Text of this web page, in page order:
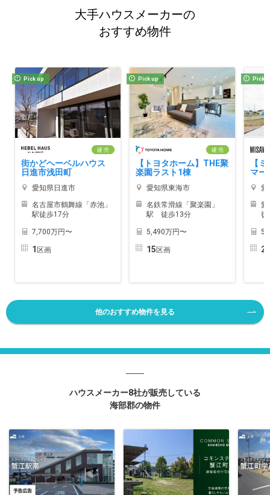
大手ハウスメーカーの
おすすめ物件
Pick up
建 売
街かどヘーベルハウス
日進市浅田町
愛知県日進市
名古屋市鶴舞線「赤池」
駅徒歩17分
7,700万円〜
1 区画
Pick up
建 売
【トヨタホーム】THE聚
楽園ラスト1棟
愛知県東海市
名鉄常滑線「聚楽園」
駅 徒歩13分
5,490万円〜
15区画
Pick
【
マー
愛
愛
徒
2
他のおすすめ物件を見る
ハウスメーカー8社が販売している
海部郡の物件